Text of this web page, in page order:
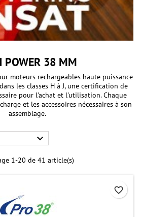
POWER 38 MM
moteurs rechargeables haute puissance
les classes H à J, une certification de
pour l'achat et l'utilisation. Chaque
et les accessoires nécessaires à son
assemblage.

1-20 de 41 article(s)
favorite_border